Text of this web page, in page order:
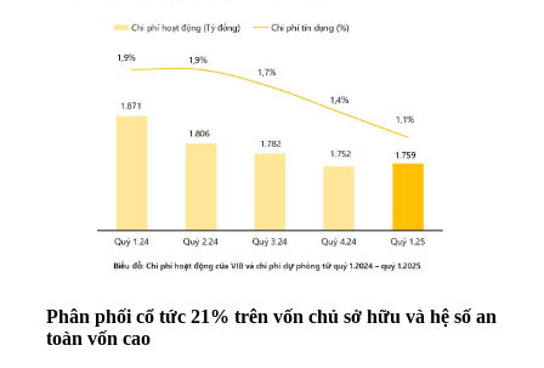
Phân phối cổ tức 21% trên vốn chủ sở hữu và hệ số an
toàn vốn cao